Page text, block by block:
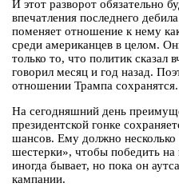
И этот разворот обязательно
впечатления последнего
поменяет отношение к нему
среди американцев в целом.
только то, что политик сказал
говорил месяц и год назад.
отношении Трампа сохранятся.
На сегодняшний день
президентской гонке
шансов. Ему должно несколько
шестерки», чтобы победить на
иногда бывает, но пока он
кампании.